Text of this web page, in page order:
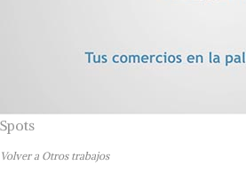
Spots
Volver a Otros trabajos